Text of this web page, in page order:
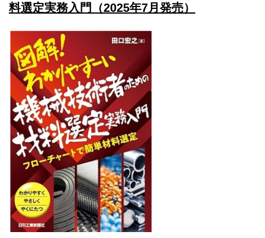
料選定実務入門（2025年7月発売）